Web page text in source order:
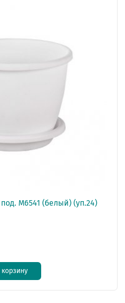
М6541 (белый) (уп.24)